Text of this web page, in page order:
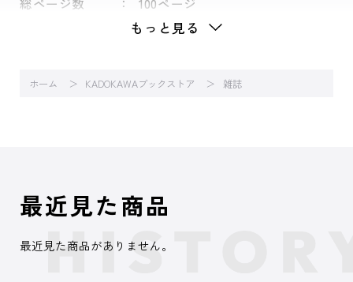
もっと見る
ホーム KADOKAWAブックストア 雑誌
最近見た商品
最近見た商品がありません。